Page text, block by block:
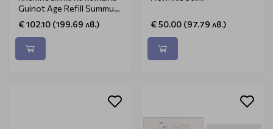
Guinot Age Refill Summum
50ml
€ 102.10 (199.69 лв.) € 50.00 (97.79 лв.)